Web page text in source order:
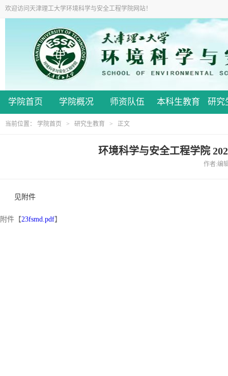
欢迎访问天津理工大学环境科学与安全工程学院网站！
学院首页 学院概况 师资队伍 本科生教育 研究
当前位置： 学院首页 > 研究生教育 > 正文
环境科学与安全工程学院
作者:编
见附件
附件【23fsmd.pdf】